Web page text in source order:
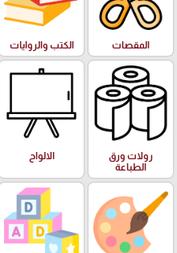
المقصات الكتب والروايات
رولات ورق
الطباعة
الالواح